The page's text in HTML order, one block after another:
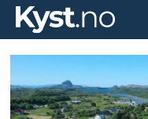
Tag: